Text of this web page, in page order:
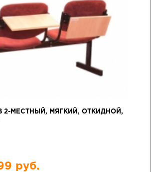
2-МЕСТНЫЙ, МЯГКИЙ, ОТКИДНОЙ,
руб.